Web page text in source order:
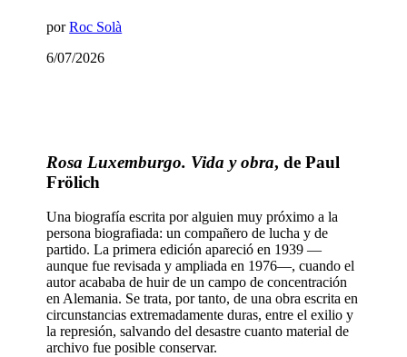
porRoc Solà
6/07/2026
Rosa Luxemburgo. Vida y obra, de Paul
Frölich
Una biografía escrita por alguien muy próximo a la
persona biografiada: un compañero de lucha y de
partido. La primera edición apareció en 1939 —
aunque fue revisada y ampliada en 1976—, cuando el
autor acababa de huir de un campo de concentración
en Alemania. Se trata, por tanto, de una obra escrita en
circunstancias extremadamente duras, entre el exilio y
la represión, salvando del desastre cuanto material de
archivo fue posible conservar.